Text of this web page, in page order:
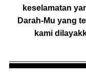
keselamatan
Darah-Mu yang
kami